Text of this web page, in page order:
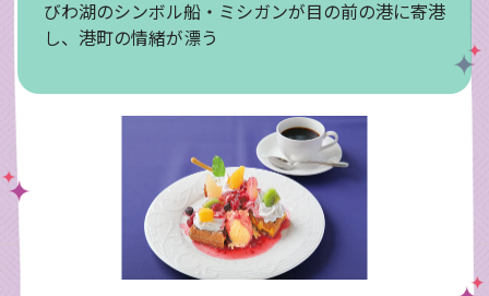
びわ湖のシンボル船・ミシガンが目の前の港に寄港
し、港町の情緒が漂う